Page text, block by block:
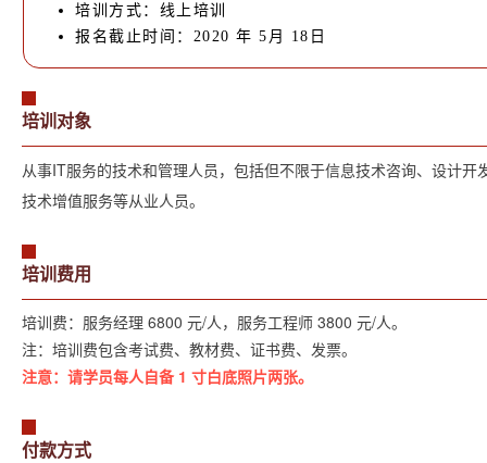
培训方式：线上培训
报名截止时间：2020 年 5月 18日
培训对象
从事IT服务的技术和管理人员， 包括但不限于信息技术咨询、设计开
技术增值服务等从业人员。
培训费用
培训费：服务经理 6800 元/人，服务工程师 3800 元/人。
注：培训费包含考试费、教材费、证书费、发票。
注意：请学员每人自备 1 寸白底照片两张。
付款方式